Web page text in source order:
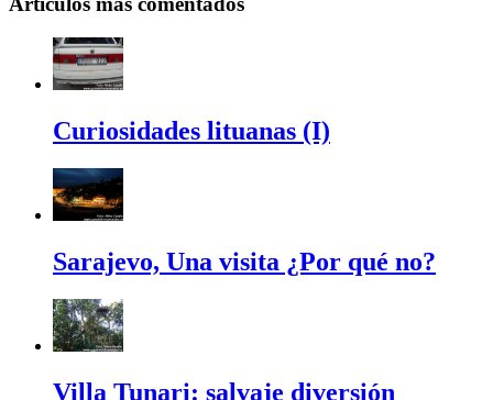
Curiosidades lituanas (I)
Sarajevo, Una visita ¿Por qué no?
Villa Tunari: salvaje diversión